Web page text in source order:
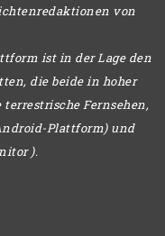
von
ist in der Lage den
die beide in hoher
Fernsehen,
Plattform) und
).